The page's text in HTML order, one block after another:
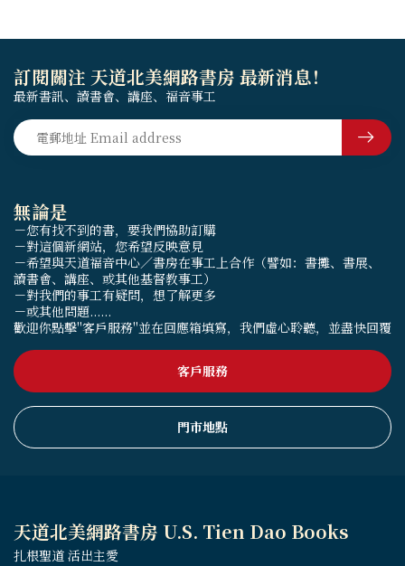
無論是
－您有找不到的書，要我們協助訂購
－對這個新網站，您希望反映意見
－希望與天道福音中心／書房在事工上合作（譬如：書攤、書展、
讀書會、講座、或其他基督教事工）
－對我們的事工有疑問，想了解更多
－或其他問題......
歡迎你點擊"客戶服務"並在回應箱填寫，我們虛心聆聽，並盡快回覆
客戶服務
門市地點
訂閱關注 天道北美網路書房 最新消息！
最新書訊、讀書會、講座、福音事工
天道北美網路書房 U.S. Tien Dao Books
扎根聖道 活出主愛